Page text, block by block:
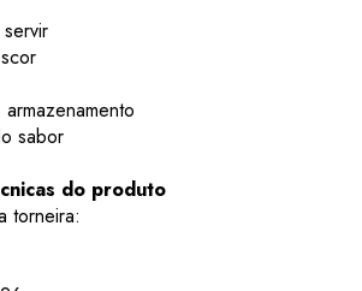
sabor
do produto
torneira: